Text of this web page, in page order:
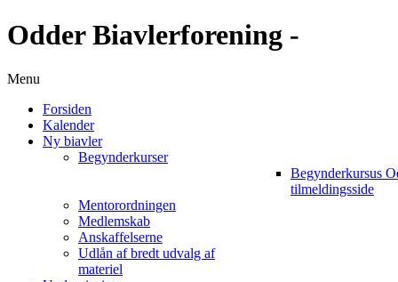
Odder Biavlerforening -
Menu
Forsiden
Kalender
Ny biavler
Begynderkurser
Begynderkursus
tilmeldingsside
Mentorordningen
Medlemskab
Anskaffelserne
Udlån af bredt udvalg af
materiel